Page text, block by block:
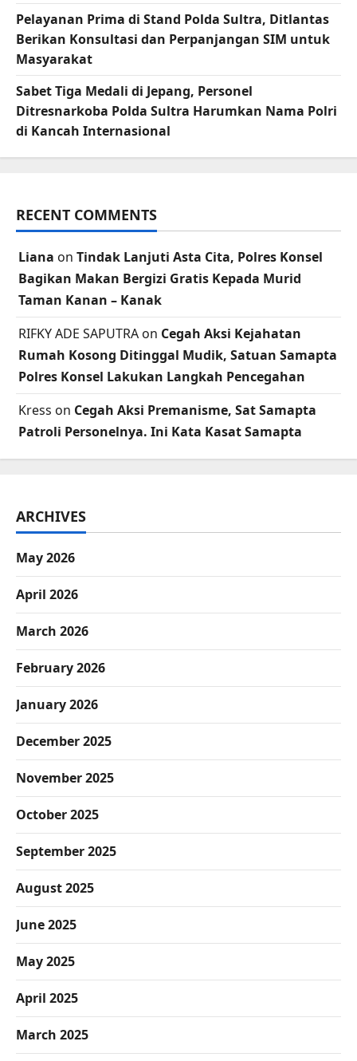
Pelayanan Prima di Stand Polda Sultra, Ditlantas
Berikan Konsultasi dan Perpanjangan SIM untuk
Masyarakat
Sabet Tiga Medali di Jepang, Personel
Ditresnarkoba Polda Sultra Harumkan Nama Polri
di Kancah Internasional
RECENT COMMENTS
Liana on Tindak Lanjuti Asta Cita, Polres Konsel
Bagikan Makan Bergizi Gratis Kepada Murid
Taman Kanan – Kanak
RIFKY ADE SAPUTRA on Cegah Aksi Kejahatan
Rumah Kosong Ditinggal Mudik, Satuan Samapta
Polres Konsel Lakukan Langkah Pencegahan
Kress on Cegah Aksi Premanisme, Sat Samapta
Patroli Personelnya. Ini Kata Kasat Samapta
ARCHIVES
May 2026
April 2026
March 2026
February 2026
January 2026
December 2025
November 2025
October 2025
September 2025
August 2025
June 2025
May 2025
April 2025
March 2025